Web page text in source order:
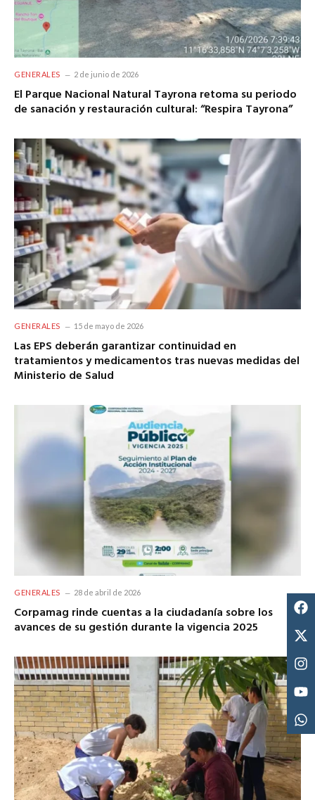
GENERALES 2 de junio de 2026
El Parque Nacional Natural Tayrona retoma su periodo
de sanación y restauración cultural: “Respira Tayrona”
GENERALES 15 de mayo de 2026
Las EPS deberán garantizar continuidad en
tratamientos y medicamentos tras nuevas medidas del
Ministerio de Salud
GENERALES 28 de abril de 2026
Corpamag rinde cuentas a la ciudadanía sobre los
avances de su gestión durante la vigencia 2025